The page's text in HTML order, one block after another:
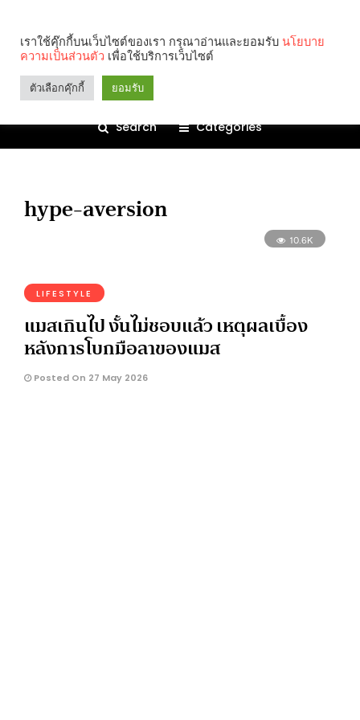
Search Categories
hype-aversion
10.6K
LIFESTYLE
แมสเกินไป งั้นไม่ชอบแล้ว เหตุผลเบื้อง
หลังการโบกมือลาของแมส
Posted On 27 May 2026
เราใช้คุ๊กกี้บนเว็บไซต์ของเรา กรุณาอ่านและยอมรับ นโยบาย
ความเป็นส่วนตัว เพื่อใช้บริการเว็บไซต์
ตัวเลือกคุ๊กกี้ ยอมรับ